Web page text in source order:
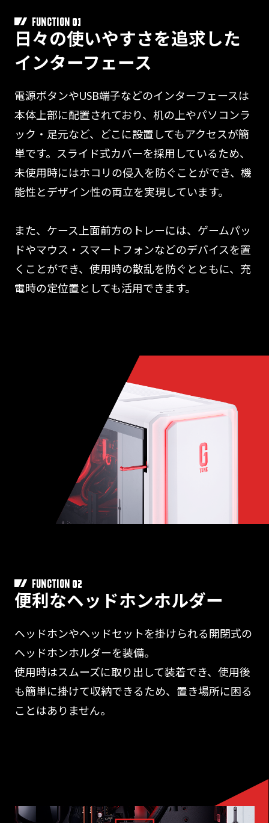
FUNCTION 01
日々の使いやすさを追求した
インターフェース
電源ボタンやUSB端子などのインターフェースは
本体上部に配置されており、机の上やパソコンラ
ック・足元など、どこに設置してもアクセスが簡
単です。スライド式カバーを採用しているため、
未使用時にはホコリの侵入を防ぐことができ、機
能性とデザイン性の両立を実現しています。
また、ケース上面前方のトレーには、ゲームパッ
ドやマウス・スマートフォンなどのデバイスを置
くことができ、使用時の散乱を防ぐとともに、充
電時の定位置としても活用できます。
FUNCTION 02
便利なヘッドホンホルダー
ヘッドホンやヘッドセットを掛けられる開閉式の
ヘッドホンホルダーを装備。
使用時はスムーズに取り出して装着でき、使用後
も簡単に掛けて収納できるため、置き場所に困る
ことはありません。